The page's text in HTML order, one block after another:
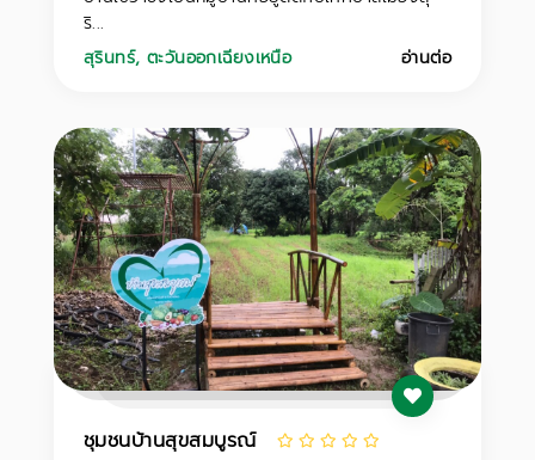
ริ...
สุรินทร์, ตะวันออกเฉียงเหนือ อ่านต่อ
ชุมชนบ้านสุขสมบูรณ์